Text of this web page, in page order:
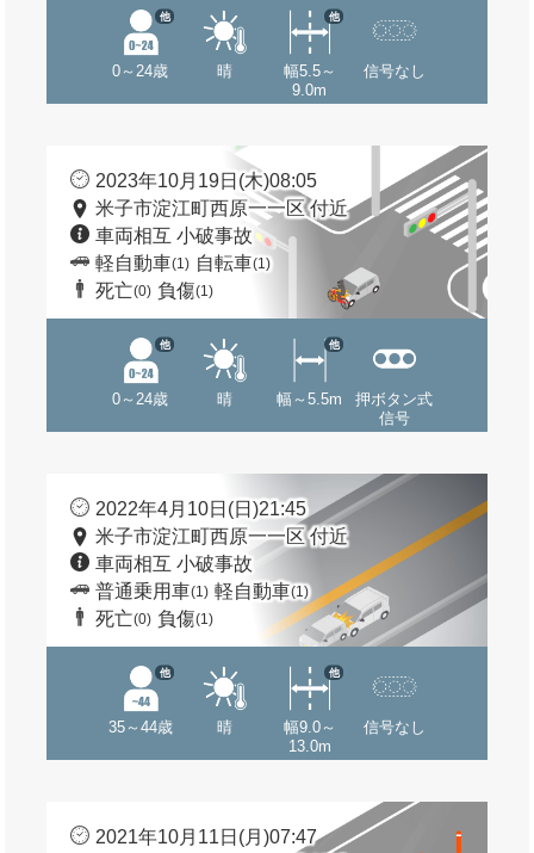
0～24歳
他
晴
幅5.5～
9.0m
他
信号なし
2023年10月19日(木)08:05
米子市淀江町西原一一区 付近
車両相互 小破事故
軽自動車(1) 自転車(1)
死亡(0) 負傷(1)
0～24歳
他
晴 幅～5.5m
他
押ボタン式
信号
2022年4月10日(日)21:45
米子市淀江町西原一一区 付近
車両相互 小破事故
普通乗用車(1) 軽自動車(1)
死亡(0) 負傷(1)
35～44歳
他
晴
幅9.0～
13.0m
他
信号なし
2021年10月11日(月)07:47